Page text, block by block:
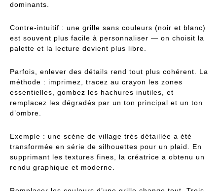
dominants.
Contre-intuitif : une grille sans couleurs (noir et blanc)
est souvent plus facile à personnaliser — on choisit la
palette et la lecture devient plus libre.
Parfois, enlever des détails rend tout plus cohérent. La
méthode : imprimez, tracez au crayon les zones
essentielles, gombez les hachures inutiles, et
remplacez les dégradés par un ton principal et un ton
d’ombre.
Exemple : une scène de village très détaillée a été
transformée en série de silhouettes pour un plaid. En
supprimant les textures fines, la créatrice a obtenu un
rendu graphique et moderne.